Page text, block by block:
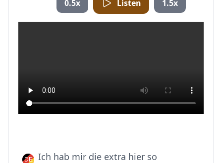
0.5x Listen 1.5x
Ich hab mir die extra hier so